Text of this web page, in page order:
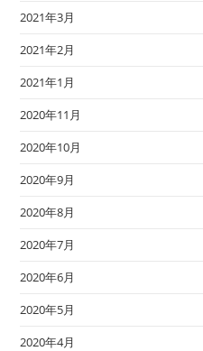
2021年3月
2021年2月
2021年1月
2020年11月
2020年10月
2020年9月
2020年8月
2020年7月
2020年6月
2020年5月
2020年4月